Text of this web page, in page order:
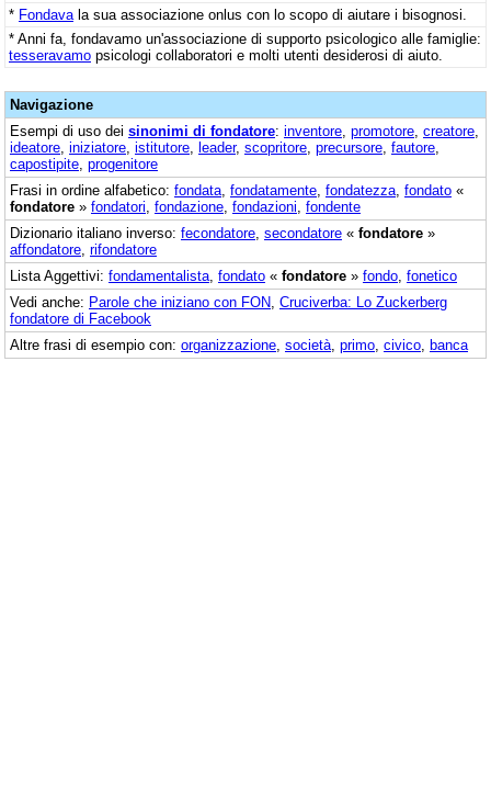
* Fondava la sua associazione onlus con lo scopo di aiutare i bisognosi.
* Anni fa, fondavamo un'associazione di supporto psicologico alle famiglie:
tesseravamo psicologi collaboratori e molti utenti desiderosi di aiuto.
Navigazione
Esempi di uso dei sinonimi di fondatore: inventore promotore creatore
ideatore iniziatore istitutore leader, scopritore precursore fautore
capostipite progenitore
Frasi in ordine alfabetico: fondata fondatamente fondatezza fondato «
fondatore » fondatori fondazione fondazioni fondente
Dizionario italiano inverso: fecondatore secondatore « fondatore »
affondatore rifondatore
Lista Aggettivi: fondamentalista fondato « fondatore » fondo fonetico
Vedi anche: Parole che iniziano con FON Cruciverba: Lo Zuckerberg
fondatore di Facebook
Altre frasi di esempio con: organizzazione società primo civico banca